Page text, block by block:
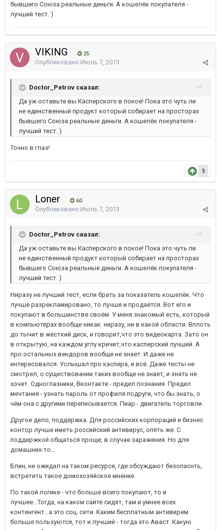
бывшего Союза реальные деньги. А кошелёк покупателя -
лучший тест. )
VIKING 25
Опубликовано Июль 7, 2013
Doctor_Petrov сказал:
Да уж оставьте вы Касперского в покое! Пока это чуть ли
не единственный продукт который собирает на просторах
бывшего Союза реальные деньги. А кошелёк покупателя -
лучший тест. )
Точно в глаз!
5
Loner 60
Опубликовано Июль 7, 2013
Doctor_Petrov сказал:
Да уж оставьте вы Касперского в покое! Пока это чуть ли
не единственный продукт который собирает на просторах
бывшего Союза реальные деньги. А кошелёк покупателя -
лучший тест. )
Ниразу не лучший тест, если брать за показатель кошелёк. Что
лучше разрекламировано, то лучше и продаётся. Вот его и
покупают в большинстве своём. У меня знакомый есть, который
в компьютерах вообще никак. ниразу, ни в какой области. Вплоть
до тычит в жёсткий диск, и говорит,что это видеокарта. Зато он
в открытую, на каждом углу кричит,что касперский лучший. А
про остальных вендоров вообще не знает. И даже не
интересовался. Услышал про каспера, и всё. Даже тесты не
смотрел, о существовании таких вообще не знает, и знать не
хочет. Одноглазники, Вконтакте - предел познания. Предел
мечтания - узнать пароль от профиля подруги, что бы знать, о
чём она с другими переписывается. Пиар - двигатель торговли.
Другое дело, поддержка. Для российских корпораций и бизнес
контор лучше иметь российский антивирус, опять же. С
поддержкой общаться проще, в случае заражения. Но для
домашних-то...
Блин, не ожидал на таком ресурсе, где обсуждают безопаснть,
встретить такое домохозяйское мнение.
По такой логике - что больше всего покупают, то и
лучшее...Тогда, на каком сайте сидят, там и умнее всех
контингент...а это соц. сети. Каким бесплатным антивирем
больше пользуются, тот и лучший - тогда это Аваст. Какую